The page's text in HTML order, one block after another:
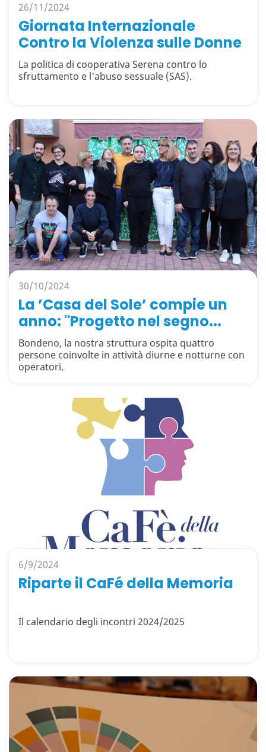
26/11/2024
Giornata Internazionale
Contro la Violenza sulle Donne
La politica di cooperativa Serena contro lo
sfruttamento e l'abuso sessuale (SAS).
30/10/2024
La ’Casa del Sole’ compie un
anno: "Progetto nel segno...
Bondeno, la nostra struttura ospita quattro
persone coinvolte in attività diurne e notturne con
operatori.
6/9/2024
Riparte il CaFé della Memoria
Il calendario degli incontri 2024/2025